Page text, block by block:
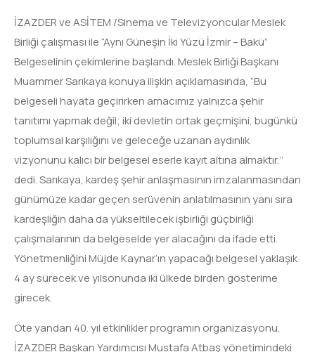
İZAZDER ve ASİTEM /Sinema ve Televizyoncular Meslek
Birliği çalışması ile “Aynı Güneşin İki Yüzü İzmir – Bakü”
Belgeselinin çekimlerine başlandı. Meslek Birliği Başkanı
Muammer Sarıkaya konuya ilişkin açıklamasında, “Bu
belgeseli hayata geçirirken amacımız yalnızca şehir
tanıtımı yapmak değil; iki devletin ortak geçmişini, bugünkü
toplumsal karşılığını ve geleceğe uzanan aydınlık
vizyonunu kalıcı bir belgesel eserle kayıt altına almaktır.’’
dedi. Sarıkaya, kardeş şehir anlaşmasının imzalanmasından
günümüze kadar geçen serüvenin anlatılmasının yanı sıra
kardeşliğin daha da yükseltilecek işbirliği güçbirliği
çalışmalarının da belgeselde yer alacağını da ifade etti.
Yönetmenliğini Müjde Kaynar’ın yapacağı belgesel yaklaşık
4 ay sürecek ve yılsonunda iki ülkede birden gösterime
girecek.
Öte yandan 40. yıl etkinlikler programın organizasyonu,
İZAZDER Başkan Yardımcısı Mustafa Atbaş yönetimindeki